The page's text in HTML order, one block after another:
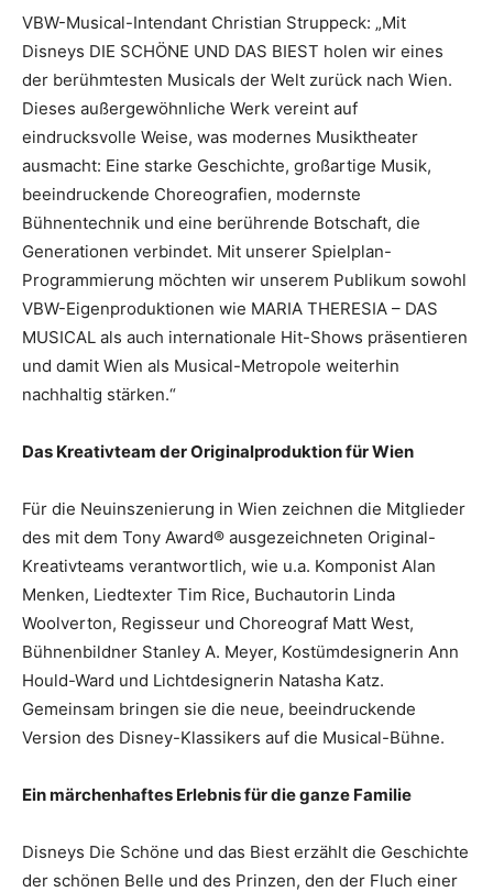
VBW-Musical-Intendant Christian Struppeck: „Mit
Disneys DIE SCHÖNE UND DAS BIEST holen wir eines
der berühmtesten Musicals der Welt zurück nach Wien.
Dieses außergewöhnliche Werk vereint auf
eindrucksvolle Weise, was modernes Musiktheater
ausmacht: Eine starke Geschichte, großartige Musik,
beeindruckende Choreografien, modernste
Bühnentechnik und eine berührende Botschaft, die
Generationen verbindet. Mit unserer Spielplan-
Programmierung möchten wir unserem Publikum sowohl
VBW-Eigenproduktionen wie MARIA THERESIA – DAS
MUSICAL als auch internationale Hit-Shows präsentieren
und damit Wien als Musical-Metropole weiterhin
nachhaltig stärken.“
Das Kreativteam der Originalproduktion für Wien
Für die Neuinszenierung in Wien zeichnen die Mitglieder
des mit dem Tony Award® ausgezeichneten Original-
Kreativteams verantwortlich, wie u.a. Komponist Alan
Menken, Liedtexter Tim Rice, Buchautorin Linda
Woolverton, Regisseur und Choreograf Matt West,
Bühnenbildner Stanley A. Meyer, Kostümdesignerin Ann
Hould-Ward und Lichtdesignerin Natasha Katz.
Gemeinsam bringen sie die neue, beeindruckende
Version des Disney-Klassikers auf die Musical-Bühne.
Ein märchenhaftes Erlebnis für die ganze Familie
Disneys Die Schöne und das Biest erzählt die Geschichte
der schönen Belle und des Prinzen, den der Fluch einer